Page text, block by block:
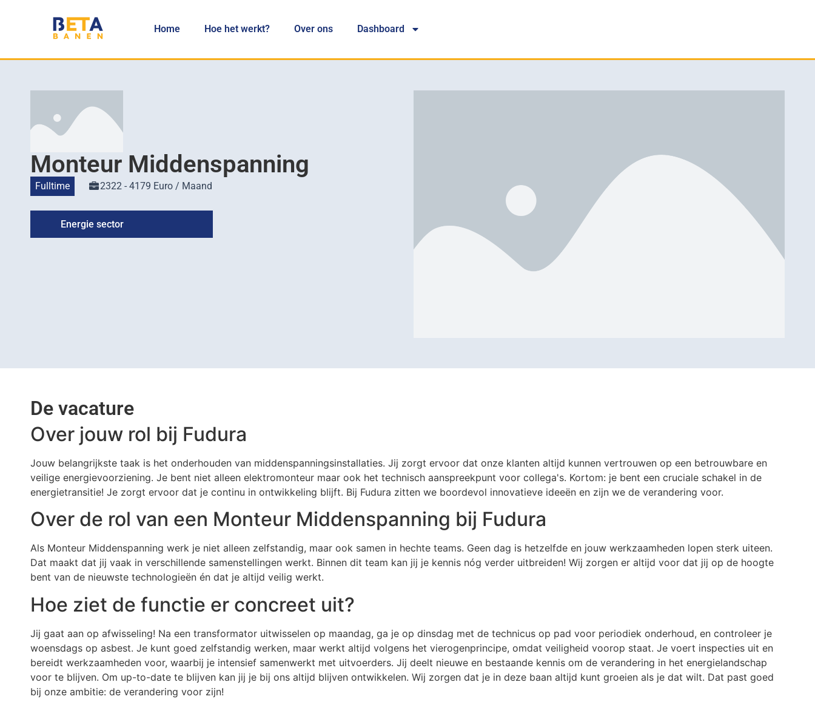
Home Hoe het werkt? Over ons Dashboard
Monteur Middenspanning
Fulltime 2322 - 4179 Euro / Maand
Energie sector
De vacature
Over jouw rol bij Fudura
Jouw belangrijkste taak is het onderhouden van middenspanningsinstallaties. Jij zorgt ervoor dat onze klanten altijd kunnen vertrouwen op een betrouwbare en
veilige energievoorziening. Je bent niet alleen elektromonteur maar ook het technisch aanspreekpunt voor collega's. Kortom: je bent een cruciale schakel in de
energietransitie! Je zorgt ervoor dat je continu in ontwikkeling blijft. Bij Fudura zitten we boordevol innovatieve ideeën en zijn we de verandering voor.
Over de rol van een Monteur Middenspanning bij Fudura
Als Monteur Middenspanning werk je niet alleen zelfstandig, maar ook samen in hechte teams. Geen dag is hetzelfde en jouw werkzaamheden lopen sterk uiteen.
Dat maakt dat jij vaak in verschillende samenstellingen werkt. Binnen dit team kan jij je kennis nóg verder uitbreiden! Wij zorgen er altijd voor dat jij op de hoogte
bent van de nieuwste technologieën én dat je altijd veilig werkt.
Hoe ziet de functie er concreet uit?
Jij gaat aan op afwisseling! Na een transformator uitwisselen op maandag, ga je op dinsdag met de technicus op pad voor periodiek onderhoud, en controleer je
woensdags op asbest. Je kunt goed zelfstandig werken, maar werkt altijd volgens het vierogenprincipe, omdat veiligheid voorop staat. Je voert inspecties uit en
bereidt werkzaamheden voor, waarbij je intensief samenwerkt met uitvoerders. Jij deelt nieuwe en bestaande kennis om de verandering in het energielandschap
voor te blijven. Om up-to-date te blijven kan jij je bij ons altijd blijven ontwikkelen. Wij zorgen dat je in deze baan altijd kunt groeien als je dat wilt. Dat past goed
bij onze ambitie: de verandering voor zijn!